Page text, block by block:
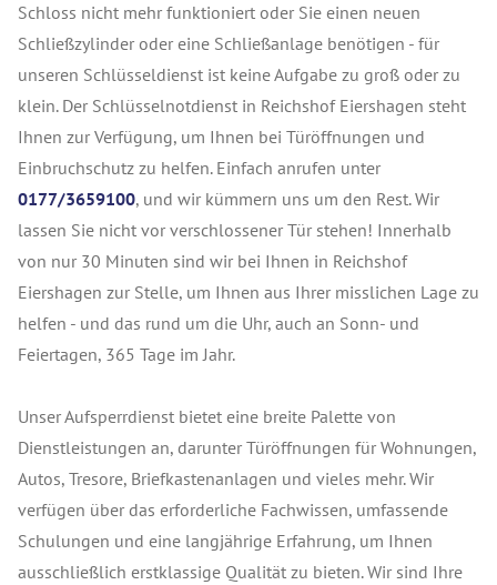
Schloss nicht mehr funktioniert oder Sie einen neuen
Schließzylinder oder eine Schließanlage benötigen - für
unseren Schlüsseldienst ist keine Aufgabe zu groß oder zu
klein. Der Schlüsselnotdienst in Reichshof Eiershagen steht
Ihnen zur Verfügung, um Ihnen bei Türöffnungen und
Einbruchschutz zu helfen. Einfach anrufen unter
0177/3659100, und wir kümmern uns um den Rest. Wir
lassen Sie nicht vor verschlossener Tür stehen! Innerhalb
von nur 30 Minuten sind wir bei Ihnen in Reichshof
Eiershagen zur Stelle, um Ihnen aus Ihrer misslichen Lage zu
helfen - und das rund um die Uhr, auch an Sonn- und
Feiertagen, 365 Tage im Jahr.
Unser Aufsperrdienst bietet eine breite Palette von
Dienstleistungen an, darunter Türöffnungen für Wohnungen,
Autos, Tresore, Briefkastenanlagen und vieles mehr. Wir
verfügen über das erforderliche Fachwissen, umfassende
Schulungen und eine langjährige Erfahrung, um Ihnen
ausschließlich erstklassige Qualität zu bieten. Wir sind Ihre